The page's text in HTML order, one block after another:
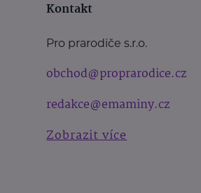
Kontakt
Pro prarodiče s.r.o.
obchod@proprarodice.cz
redakce@emaminy.cz
Zobrazit více